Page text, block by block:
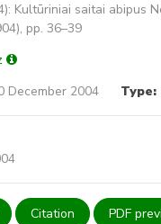
Kultūriniai saitai abipus
pp. 36–39
December 2004 Type:
Citation PDF